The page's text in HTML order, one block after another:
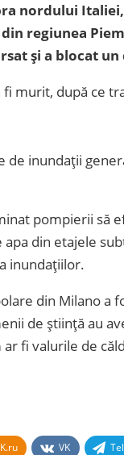
nordului
regiunea
și a blocat
murit, după ce
inundații
pompierii să
din etajele
inundațiilor.
din Milano a
de știință au
fi valurile de
VK